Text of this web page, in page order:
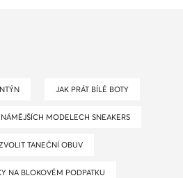
JAK PRÁT BÍLÉ BOTY
MODELECH SNEAKERS
TANEČNÍ OBUV
NA BLOKOVÉM PODPATKU